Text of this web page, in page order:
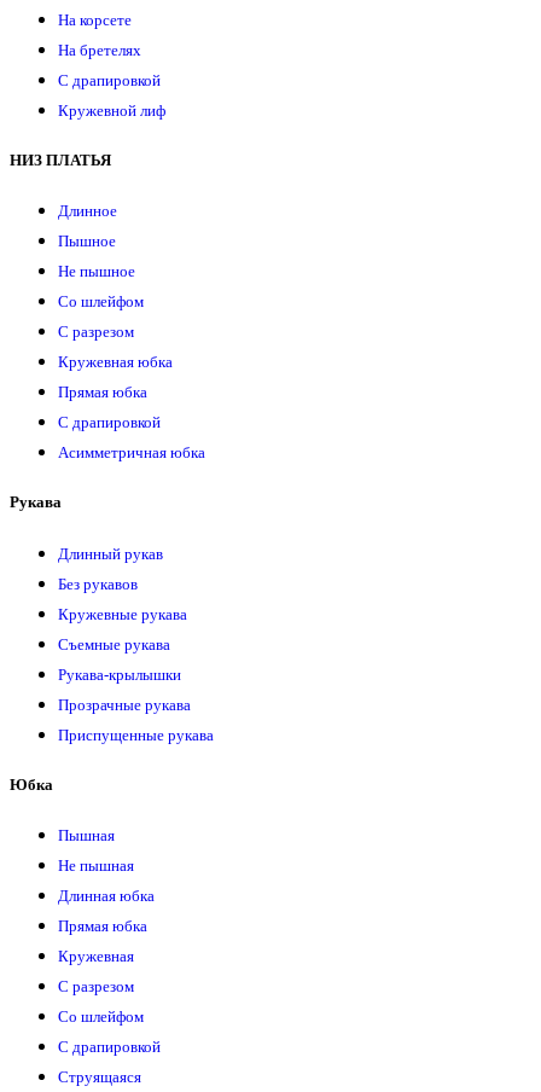
На корсете
На бретелях
С драпировкой
Кружевной лиф
НИЗ ПЛАТЬЯ
Длинное
Пышное
Не пышное
Со шлейфом
С разрезом
Кружевная юбка
Прямая юбка
С драпировкой
Асимметричная юбка
Рукава
Длинный рукав
Без рукавов
Кружевные рукава
Съемные рукава
Рукава-крылышки
Прозрачные рукава
Приспущенные рукава
Юбка
Пышная
Не пышная
Длинная юбка
Прямая юбка
Кружевная
С разрезом
Со шлейфом
С драпировкой
Струящаяся